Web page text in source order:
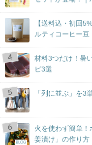
【送料込・初回
ルティコーヒー豆
材料3つだけ！暑
ピ3選
「列に並ぶ」を3
BLOG
火を使わず簡単
姜漬け」の作り方